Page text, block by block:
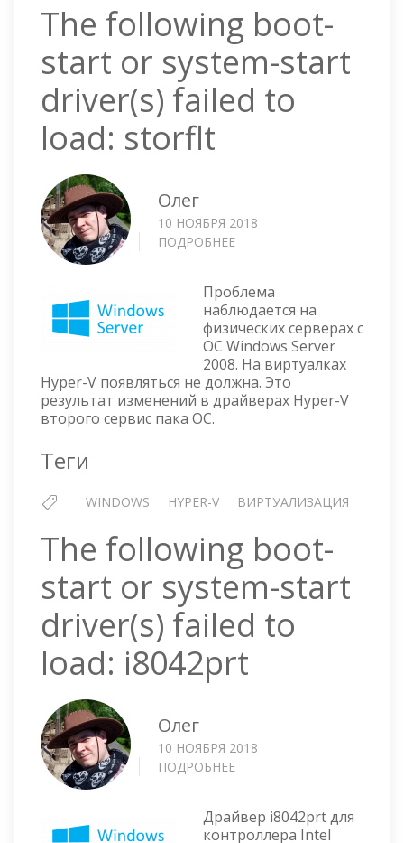
The following boot-
start or system-start
driver(s) failed to
load: storflt
Олег
10 НОЯБРЯ 2018
ПОДРОБНЕЕ
BOOT-
START
OR
SYSTEM-
START
DRIVER(S)
FAILED
Проблема
наблюдается на
физических серверах с
ОС Windows Server
2008. На виртуалках
Hyper-V появляться не должна. Это
результат изменений в драйверах Hyper-V
второго сервис пака ОС.
Теги
WINDOWS HYPER-V ВИРТУАЛИЗАЦИЯ
The following boot-
start or system-start
driver(s) failed to
load: i8042prt
Олег
10 НОЯБРЯ 2018
ПОДРОБНЕЕ
BOOT-
Драйвер i8042prt для
контроллера Intel